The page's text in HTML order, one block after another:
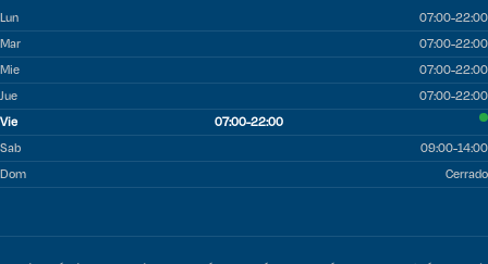
Lun
07:00-22:00
Mar
07:00-22:00
Mie
07:00-22:00
Jue
07:00-22:00
Vie
07:00-22:00
Sab
09:00-14:00
Dom
Cerrado